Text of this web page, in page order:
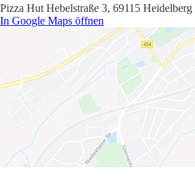
Pizza Hut Hebelstraße 3, 69115 Heidelberg
In Google Maps öffnen